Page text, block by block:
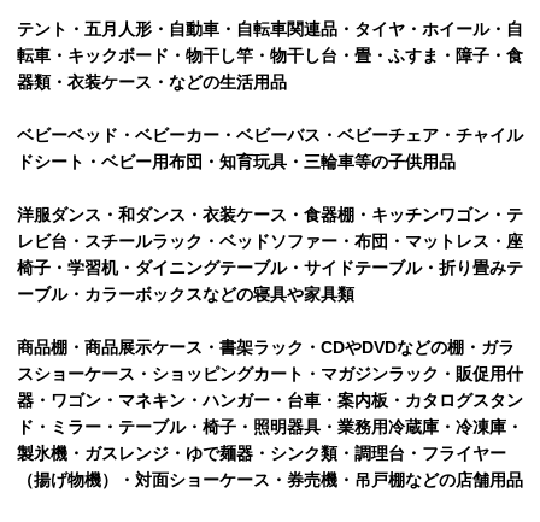
テント・五月人形・自動車・自転車関連品・タイヤ・ホイール・自
転車・キックボード・物干し竿・物干し台・畳・ふすま・障子・食
器類・衣装ケース・などの生活用品
ベビーベッド・ベビーカー・ベビーバス・ベビーチェア・チャイル
ドシート・ベビー用布団・知育玩具・三輪車等の子供用品
洋服ダンス・和ダンス・衣装ケース・食器棚・キッチンワゴン・テ
レビ台・スチールラック・ベッドソファー・布団・マットレス・座
椅子・学習机・ダイニングテーブル・サイドテーブル・折り畳みテ
ーブル・カラーボックスなどの寝具や家具類
商品棚・商品展示ケース・書架ラック・CDやDVDなどの棚・ガラ
スショーケース・ショッピングカート・マガジンラック・販促用什
器・ワゴン・マネキン・ハンガー・台車・案内板・カタログスタン
ド・ミラー・テーブル・椅子・照明器具・業務用冷蔵庫・冷凍庫・
製氷機・ガスレンジ・ゆで麺器・シンク類・調理台・フライヤー
（揚げ物機）・対面ショーケース・券売機・吊戸棚などの店舗用品